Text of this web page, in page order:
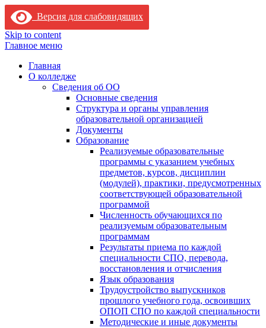
Версия для слабовидящих
Skip to content
Главное меню
Главная
О колледже
Сведения об ОО
Основные сведения
Структура и органы управления
образовательной организацией
Документы
Образование
Реализуемые образовательные
программы с указанием учебных
предметов, курсов, дисциплин
(модулей), практики, предусмотренных
соответствующей образовательной
программой
Численность обучающихся по
реализуемым образовательным
программам
Результаты приема по каждой
специальности СПО, перевода,
восстановления и отчисления
Язык образования
Трудоустройство выпускников
прошлого учебного года, освоивших
ОПОП СПО по каждой специальности
Методические и иные документы